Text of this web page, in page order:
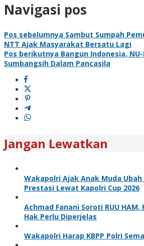
Navigasi pos
Pos sebelumnya Sambut Sumpah
NTT Ajak Masyarakat Bersatu Lagi
Pos berikutnya Bangun Indonesia,
Sumbangsih Dalam Pancasila
Jangan Lewatkan
Wakapolri Ajak Anak Muda
Prestasi Lewat Kapolri Cup 2026
Achmad Fanani Soroti RUU
Hak Perlu Diperjelas
Wakapolri Harap KBPP Polri